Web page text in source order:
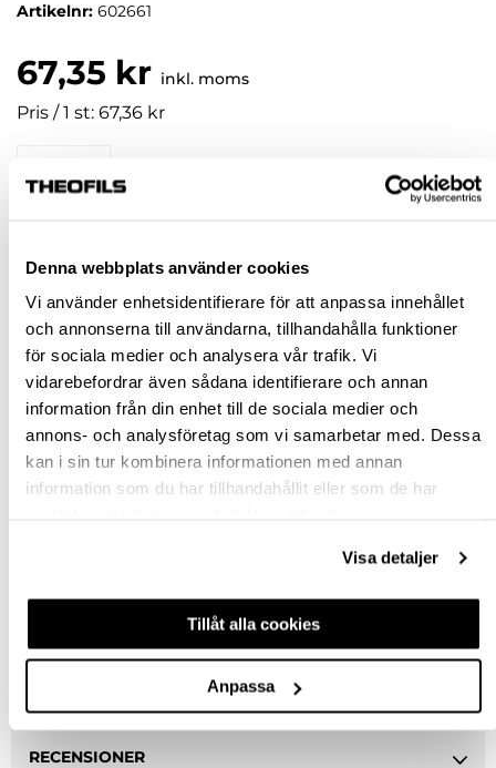
Denna webbplats använder cookies
Vi använder enhetsidentifierare för att anpassa innehållet
och annonserna till användarna, tillhandahålla funktioner
för sociala medier och analysera vår trafik. Vi
vidarebefordrar även sådana identifierare och annan
information från din enhet till de sociala medier och
annons- och analysföretag som vi samarbetar med. Dessa
kan i sin tur kombinera informationen med annan
information som du har tillhandahållit eller som de har
Visa detaljer
Tillåt alla cookies
Anpassa
Artikelnr: 602661
67,35 kr inkl. moms
Pris / 1 st: 67,36 kr
Jönköping huvudlager Finns i lager online
Jönköping butik Slut i lager
Stockholm butik Finns i lager
Snabba leveranser
Hämta i butik
RECENSIONER